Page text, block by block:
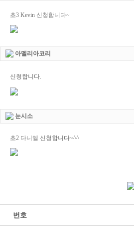
초3 Kevin 신청합니다~
아멜리아코리
신청합니다.
눈시소
초2 다니엘 신청합니다~^^
번호